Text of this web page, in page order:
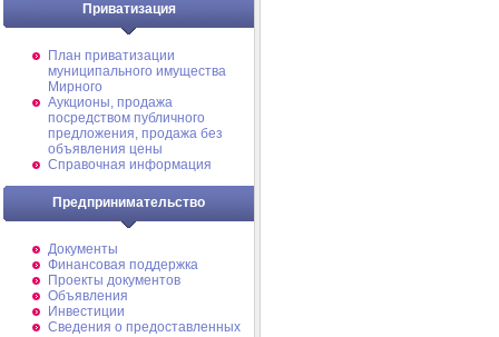
Приватизация
План приватизации
муниципального имущества
Мирного
Аукционы, продажа
посредством публичного
предложения, продажа без
объявления цены
Справочная информация
Предпринимательство
Документы
Финансовая поддержка
Проекты документов
Объявления
Инвестиции
Сведения о предоставленных